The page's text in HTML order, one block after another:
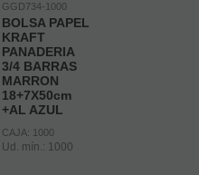
GGD734-1000
BOLSA PAPEL
KRAFT
PANADERIA
3/4 BARRAS
MARRON
18+7X50cm
+AL AZUL
CAJA: 1000
Ud. mín.: 1000